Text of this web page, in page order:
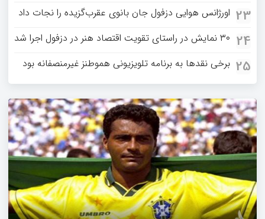
23 اورژانس هوایی دزفول جان بانوی عقرب‌گزیده را نجات داد
24 ۳۰ نمایش در راستای تقویت اقتصاد هنر در دزفول اجرا شد
25 برخی نقدها به برنامه تلویزیونی هموطنز غیرمنصفانه بود